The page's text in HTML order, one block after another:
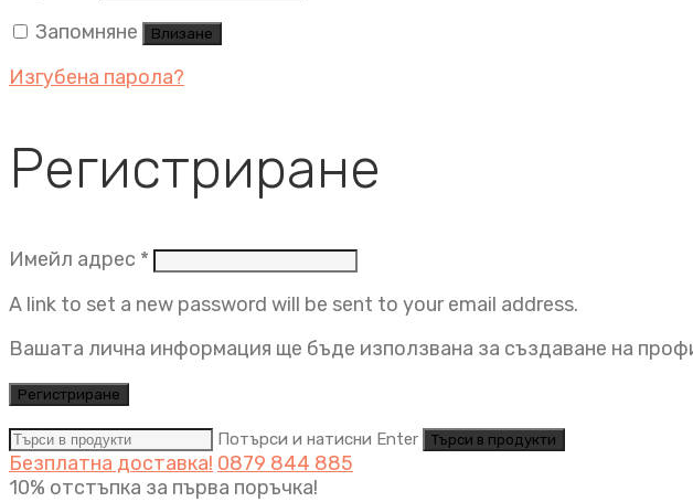
Запомняне
Влизане
Изгубена парола?
Регистриране
Имейл адрес * Задължително
A link to set a new password will be sent to your email address.
Вашата лична информация ще бъде използвана за създаване на
Регистриране
Потърси и натисни Enter
Безплатна доставка! 0879 844 885
10% отстъпка за първа поръчка!